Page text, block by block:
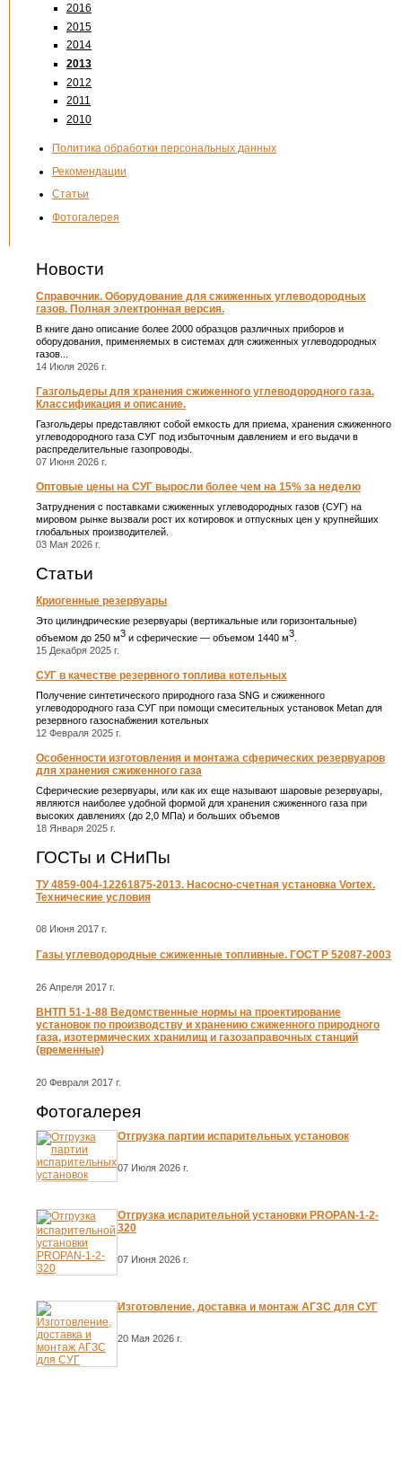
2016
2015
2014
2013
2012
2011
2010
Политика обработки персональных данных
Рекомендации
Статьи
Фотогалерея
Новости
Справочник. Оборудование для сжиженных углеводородных
газов. Полная электронная версия.
В книге дано описание более 2000 образцов различных приборов и
оборудования, применяемых в системах для сжиженных углеводородных
газов...
14 Июля 2026 г.
Газгольдеры для хранения сжиженного углеводородного газа.
Классификация и описание.
Газгольдеры представляют собой емкость для приема, хранения сжиженного
углеводородного газа СУГ под избыточным давлением и его выдачи в
распределительные газопроводы.
07 Июня 2026 г.
Оптовые цены на СУГ выросли более чем на 15% за неделю
Затруднения с поставками сжиженных углеводородных газов (СУГ) на
мировом рынке вызвали рост их котировок и отпускных цен у крупнейших
глобальных производителей.
03 Мая 2026 г.
Статьи
Криогенные резервуары
Это цилиндрические резервуары (вертикальные или горизонтальные)
объемом до 250 м3 и сферические ― объемом 1440 м3
15 Декабря 2025 г.
СУГ в качестве резервного топлива котельных
Получение синтетического природного газа SNG и сжиженного
углеводородного газа СУГ при помощи смесительных установок Metan для
резервного газоснабжения котельных
12 Февраля 2025 г.
Особенности изготовления и монтажа сферических резервуаров
для хранения сжиженного газа
Сферические резервуары, или как их еще называют шаровые резервуары,
являются наиболее удобной формой для хранения сжиженного газа при
высоких давлениях (до 2,0 МПа) и больших объемов
18 Января 2025 г.
ГОСТы и СНиПы
ТУ 4859-004-12261875-2013. Насосно-счетная установка Vortex.
Технические условия
08 Июня 2017 г.
Газы углеводородные сжиженные топливные. ГОСТ Р 52087-2003
26 Апреля 2017 г.
ВНТП 51-1-88 Ведомственные нормы на проектирование
установок по производству и хранению сжиженного природного
газа, изотермических хранилищ и газозаправочных станций
(временные)
20 Февраля 2017 г.
Фотогалерея
Отгрузка партии испарительных установок
07 Июля 2026 г.
Отгрузка испарительной установки PROPAN-1-2-
320
07 Июня 2026 г.
Изготовление, доставка и монтаж АГЗС для СУГ
20 Мая 2026 г.